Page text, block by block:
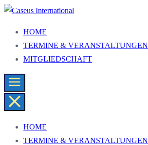
Zum
springen
Caseus International
HOME
TERMINE & VERANSTALTUNGEN
MITGLIEDSCHAFT
HOME
TERMINE & VERANSTALTUNGEN